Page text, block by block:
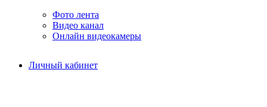
Фото лента
Видео канал
Онлайн видеокамеры
Личный кабинет